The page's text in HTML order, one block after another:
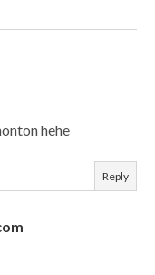
hehe
Reply